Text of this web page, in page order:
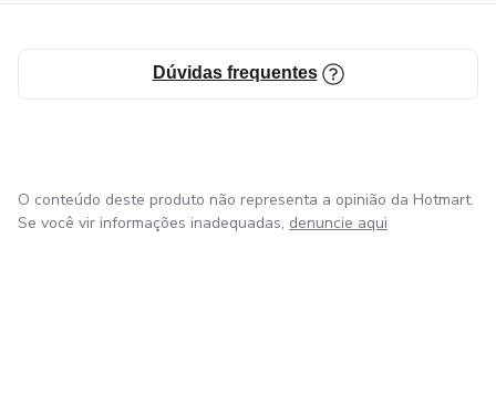
Dúvidas frequentes
O conteúdo deste produto não representa a opinião da Hotmart.
Se você vir informações inadequadas, denuncie aqui